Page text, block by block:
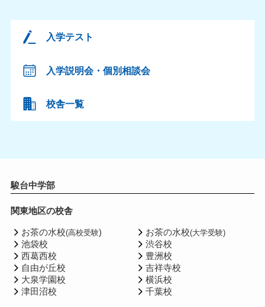
入学テスト
入学説明会・個別相談会
校舎一覧
駿台中学部
関東地区の校舎
お茶の水校(高校受験)
池袋校
西葛西校
自由が丘校
大泉学園校
津田沼校
お茶の水校(大学受験)
渋谷校
豊洲校
吉祥寺校
横浜校
千葉校